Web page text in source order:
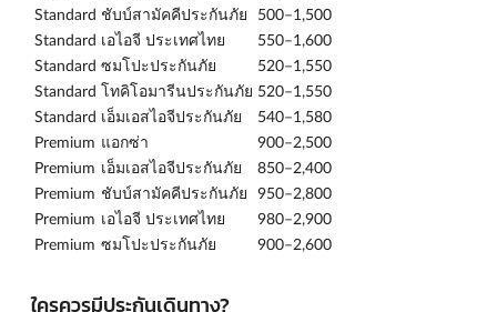
Standard ชับบ์สามัคคีประกันภัย
500–1,500
Standard เอไอจี ประเทศไทย
550–1,600
Standard ซมโปะประกันภัย
520–1,550
Standard โทคิโอมารีนประกันภัย 520–1,550
Standard เอ็มเอสไอจีประกันภัย
540–1,580
Premium แอกซ่า
900–2,500
Premium เอ็มเอสไอจีประกันภัย
850–2,400
Premium ชับบ์สามัคคีประกันภัย 950–2,800
Premium เอไอจี ประเทศไทย
980–2,900
Premium ซมโปะประกันภัย 900–2,600
ใครควรมีประกันเดินทาง?